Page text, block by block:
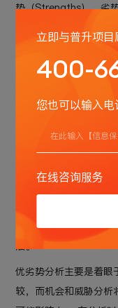
势（Strengths）、劣
2、使用场景
主要用在产品前期的
也能知道在行业领域
么；对于产品方向的
SWOT 分析实际上是
和概括，进而分析组
法。
优劣势分析主要是着眼
较，而机会和威胁分析
立即与普升项
400-
您也可以输入
在线咨询服务